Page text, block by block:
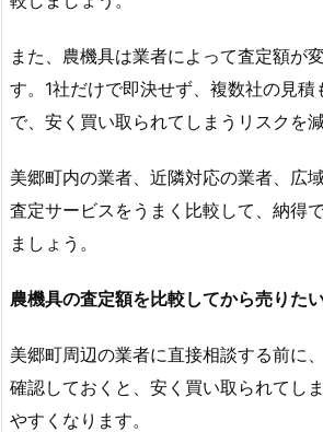
また、農機具は業者によって査定額が
す。1社だけで即決せず、複数社の見積
で、安く買い取られてしまうリスクを減
美郷町内の業者、近隣対応の業者、広
査定サービスをうまく比較して、納得
ましょう。
農機具の査定額を比較してから売りた
美郷町周辺の業者に直接相談する前に
確認しておくと、安く買い取られてし
やすくなります。